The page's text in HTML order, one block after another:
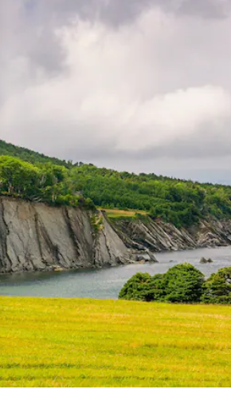
et vers le bas pour les parcourir ou en